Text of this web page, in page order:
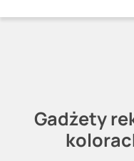
Gadżety